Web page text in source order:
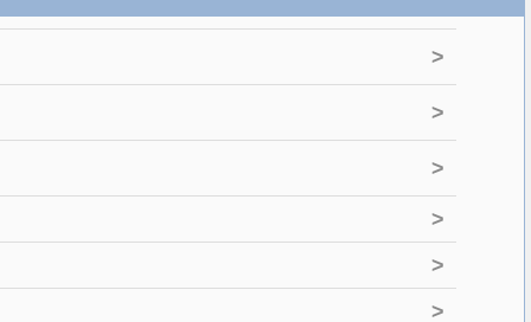
>
>
>
>
>
>